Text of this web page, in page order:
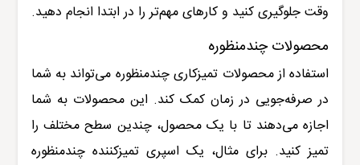
وقت جلوگیری کنید و کارهای مهم‌تر را در ابتدا انجام دهید.
محصولات چندمنظوره
استفاده از محصولات تمیزکاری چندمنظوره می‌تواند به شما
در صرفه‌جویی در زمان کمک کند. این محصولات به شما
اجازه می‌دهند تا با یک محصول، چندین سطح مختلف را
تمیز کنید. برای مثال، یک اسپری تمیزکننده چندمنظوره